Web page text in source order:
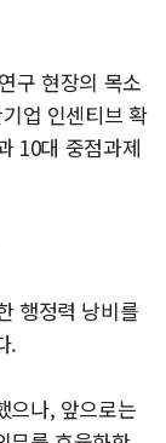
구 현장의 목소
업 인센티브 확
10대 중점과제
행정력 낭비를
.
으나, 앞으로는